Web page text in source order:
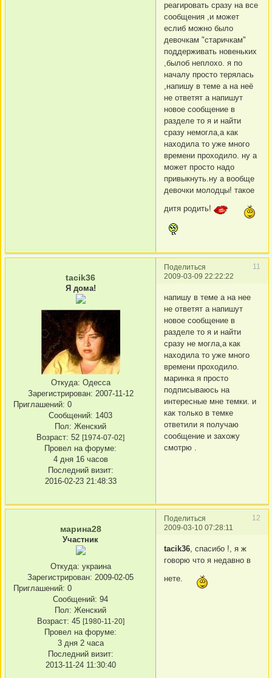
реагировать сразу на все
сообщения ,и может
еслиб можно было
девочкам "старичкам"
поддерживать новеньких
,былоб неплохо. я по
началу просто терялась
,напишу в теме а на неё
не ответят а напишут
новое сообщение в
разделе то я и найти
сразу немогла,а как
находила то уже много
времени проходило. ну а
может просто надо
привыкнуть.ну а вообще
девочки молодцы! такое
дитя родить!
Поделиться
11
2009-03-09 22:22:22
tacik36
Я дома!
Откуда: Одесса
Зарегистрирован: 2007-11-12
Приглашений: 0
Сообщений: 1403
Пол: Женский
Возраст: 52 [1974-07-02]
Провел на форуме:
4 дня 16 часов
Последний визит:
2016-02-23 21:48:33
напишу в теме а на нее
не ответят а напишут
новое сообщение в
разделе то я и найти
сразу не могла,а как
находила то уже много
времени проходило.
маринка я просто
подписываюсь на
интересные мне темки. и
как только в темке
ответили я получаю
сообщение и захожу
смотрю .
Поделиться
12
2009-03-10 07:28:11
марина28
Участник
Откуда: украина
Зарегистрирован: 2009-02-05
Приглашений: 0
Сообщений: 94
Пол: Женский
Возраст: 45 [1980-11-20]
Провел на форуме:
3 дня 2 часа
Последний визит:
2013-11-24 11:30:40
tacik36, спасибо !, я ж
говорю что я недавно в
нете.